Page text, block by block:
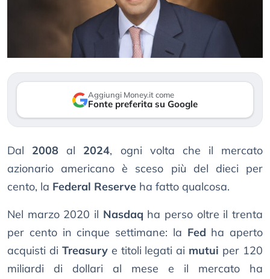
Aggiungi Money.it come
Fonte preferita su Google
Dal 2008 al 2024, ogni volta che il mercato
azionario americano è sceso più del dieci per
cento, la Federal Reserve ha fatto qualcosa.
Nel marzo 2020 il Nasdaq ha perso oltre il trenta
per cento in cinque settimane: la Fed ha aperto
acquisti di Treasurye titoli legati ai mutui per 120
miliardi di dollari al mese e il mercato ha